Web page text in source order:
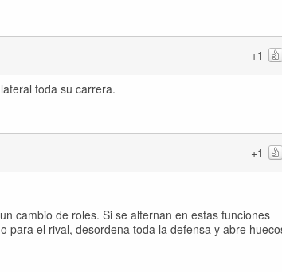
+1
toda su carrera.
+1
cambio de roles. Si se alternan en estas funciones
para el rival, desordena toda la defensa y abre